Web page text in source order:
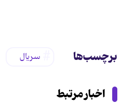
برچسب‌ها سریال
اخبار مرتبط